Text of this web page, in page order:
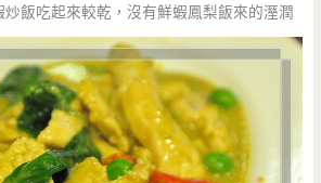
飯吃起來較乾，沒有鮮蝦鳳梨飯來的溼潤